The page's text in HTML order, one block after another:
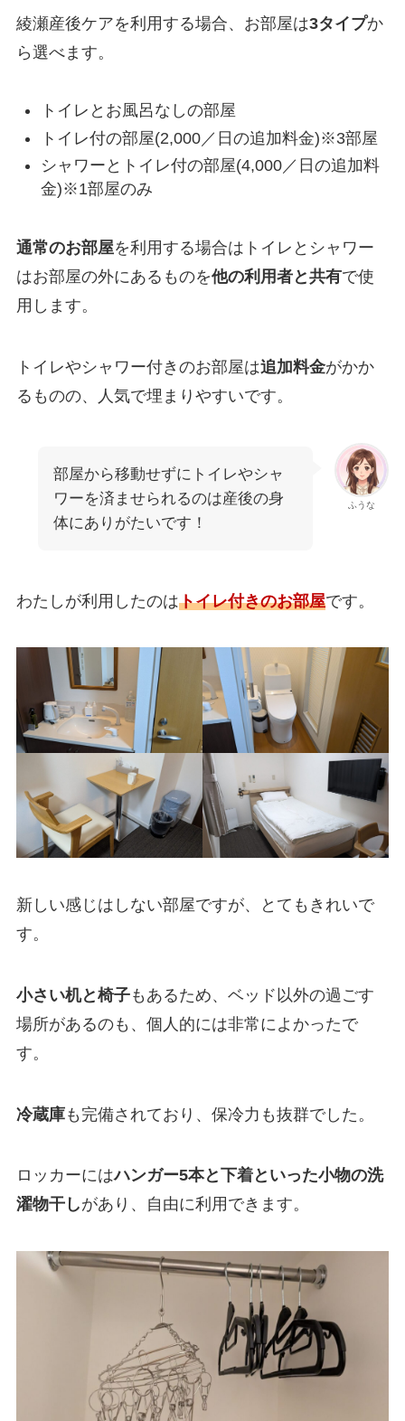
綾瀬産後ケアを利用する場合、お部屋は3タイプか
ら選べます。
トイレとお風呂なしの部屋
トイレ付の部屋(2,000／日の追加料金)※3部屋
シャワーとトイレ付の部屋(4,000／日の追加料
金)※1部屋のみ
通常のお部屋を利用する場合はトイレとシャワー
はお部屋の外にあるものを他の利用者と共有で使
用します。
トイレやシャワー付きのお部屋は追加料金がかか
るものの、人気で埋まりやすいです。
ふうな
部屋から移動せずにトイレやシャ
ワーを済ませられるのは産後の身
体にありがたいです！
わたしが利用したのはトイレ付きのお部屋です。
新しい感じはしない部屋ですが、とてもきれいで
す。
小さい机と椅子もあるため、ベッド以外の過ごす
場所があるのも、個人的には非常によかったで
す。
冷蔵庫も完備されており、保冷力も抜群でした。
ロッカーにはハンガー5本と下着といった小物の洗
濯物干しがあり、自由に利用できます。